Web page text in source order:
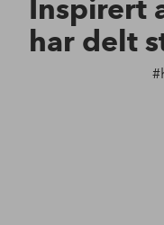
Inspirert
har delt